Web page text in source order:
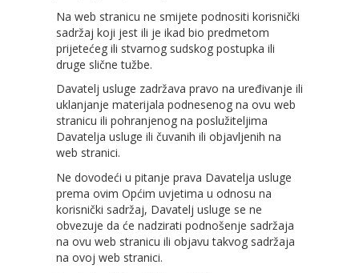
Na web stranicu ne smijete podnositi korisnički
sadržaj koji jest ili je ikad bio predmetom
prijetećeg ili stvarnog sudskog postupka ili
druge slične tužbe.
Davatelj usluge zadržava pravo na uređivanje ili
uklanjanje materijala podnesenog na ovu web
stranicu ili pohranjenog na poslužiteljima
Davatelja usluge ili čuvanih ili objavljenih na
web stranici.
Ne dovodeći u pitanje prava Davatelja usluge
prema ovim Općim uvjetima u odnosu na
korisnički sadržaj, Davatelj usluge se ne
obvezuje da će nadzirati podnošenje sadržaja
na ovu web stranicu ili objavu takvog sadržaja
na ovoj web stranici.